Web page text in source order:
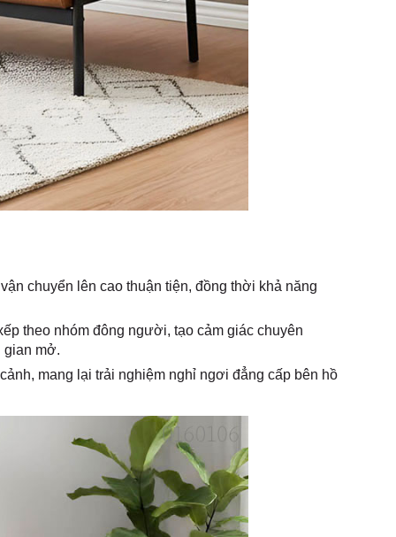
chuyển lên cao thuận tiện, đồng thời khả năng
theo nhóm đông người, tạo cảm giác chuyên
gian mở.
mang lại trải nghiệm nghỉ ngơi đẳng cấp bên hồ